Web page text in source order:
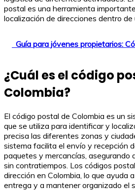
postal es una herramienta
localización de direcciones dentro de
Guía para jóvenes propietarios:
¿Cuál es el código
Colombia?
El código postal de Colombia es un
que se utiliza para identificar y
precisa las diferentes zonas y
sistema facilita el envío y recepción
paquetes y mercancías, asegurando
sin contratiempos. Los códigos
dirección en Colombia, lo que ayuda
entrega y a mantener organizado el